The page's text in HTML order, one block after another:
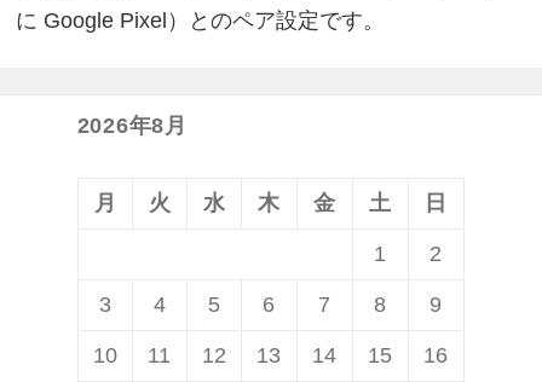
に Google Pixel）とのペア設定です。
2026年8月
月 火 水 木 金 土 日
1 2
3 4 5 6 7 8 9
10 11 12 13 14 15 16